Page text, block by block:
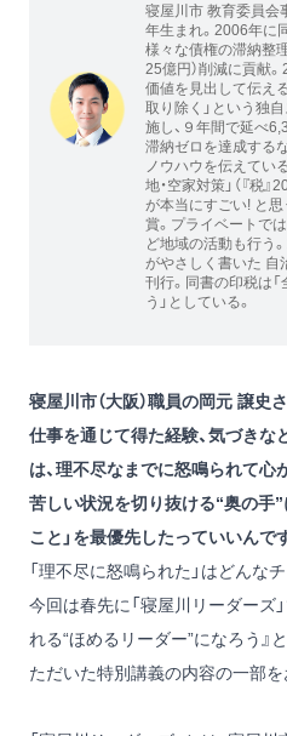
寝屋川市 教育委員会
年生まれ。2006年に
様々な債権の滞納整
25億円）削減に貢献
価値を見出して伝え
取り除く」という独
施し、９年間で延べ
滞納ゼロを達成する
ノウハウを伝えてい
地・空家対策」（『税
が本当にすごい! と
賞。プライベートで
ど地域の活動も行う
がやさしく書いた 自
刊行。同書の印税は
う」としている。
寝屋川市（大阪）職員の岡元 譲
仕事を通じて得た経験、気づきな
は、理不尽なまでに怒鳴られて
苦しい状況を切り抜ける“奥の手”
こと」を最優先したっていいんで
「理不尽に怒鳴られた」はどんな
今回は春先に 「寝屋川リーダーズ」
れる“ほめるリーダー”になろう』
ただいた特別講義の内容の一部を